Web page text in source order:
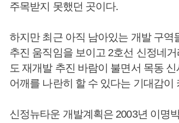
주목받지 못했던 곳이다.
하지만 최근 아직 남아있는 개발 구역
추진 움직임을 보이고 2호선 신정네
도 재개발 추진 바람이 불면서 목동
어깨를 나란히 할 수 있다는 기대감이
신정뉴타운 개발계획은 2003년 이명